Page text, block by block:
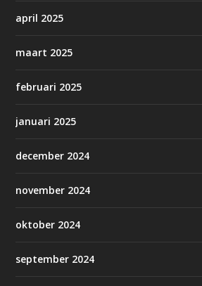
april 2025
maart 2025
februari 2025
januari 2025
december 2024
november 2024
oktober 2024
september 2024